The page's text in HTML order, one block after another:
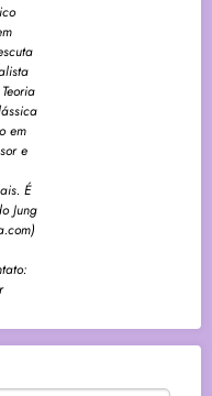
em
e
É
Jung